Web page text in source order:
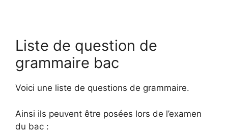
Liste de question de
grammaire bac
Voici une liste de questions de grammaire.
Ainsi ils peuvent être posées lors de l’examen
du bac :